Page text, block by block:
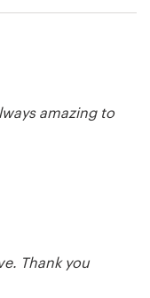
amazing to
Thank you